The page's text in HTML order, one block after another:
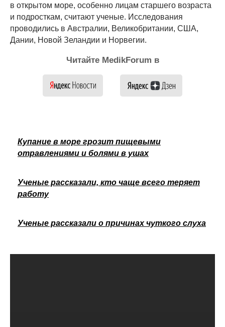
в открытом море, особенно лицам старшего возраста
и подросткам, считают ученые. Исследования
проводились в Австралии, Великобритании, США,
Дании, Новой Зеландии и Норвегии.
Читайте MedikForum в
Купание в море грозит пищевыми
отравлениями и болями в ушах
Ученые рассказали, кто чаще всего теряет
работу
Ученые рассказали о причинах чуткого слуха